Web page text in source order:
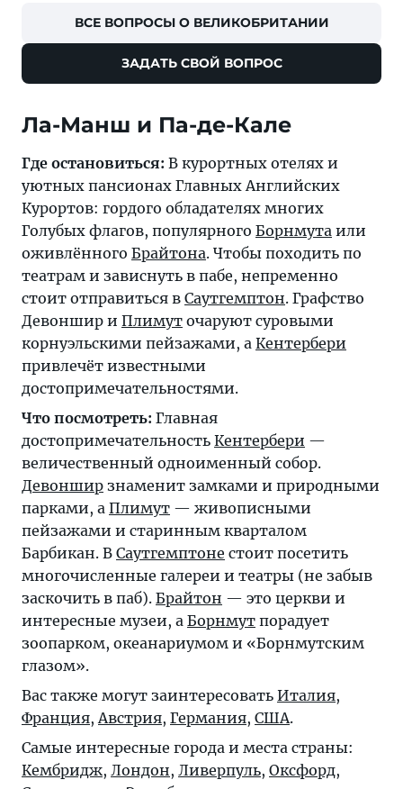
ВСЕ ВОПРОСЫ О ВЕЛИКОБРИТАНИИ
ЗАДАТЬ СВОЙ ВОПРОС
Ла-Манш и Па-де-Кале
Где остановиться: В курортных отелях и
уютных пансионах Главных Английских
Курортов: гордого обладателях многих
Голубых флагов, популярного Борнмута или
оживлённого Брайтона. Чтобы походить по
театрам и зависнуть в пабе, непременно
стоит отправиться в Саутгемптон. Графство
Девоншир и Плимут очаруют суровыми
корнуэльскими пейзажами, а Кентербери
привлечёт известными
достопримечательностями.
Что посмотреть: Главная
достопримечательность Кентербери —
величественный одноименный собор.
Девоншир знаменит замками и природными
парками, а Плимут — живописными
пейзажами и старинным кварталом
Барбикан. В Саутгемптоне стоит посетить
многочисленные галереи и театры (не забыв
заскочить в паб). Брайтон — это церкви и
интересные музеи, а Борнмут порадует
зоопарком, океанариумом и «Борнмутским
глазом».
Вас также могут заинтересовать Италия,
Франция,Австрия, Германия, США.
Самые интересные города и места страны:
Кембридж, Лондон, Ливерпуль, Оксфорд,